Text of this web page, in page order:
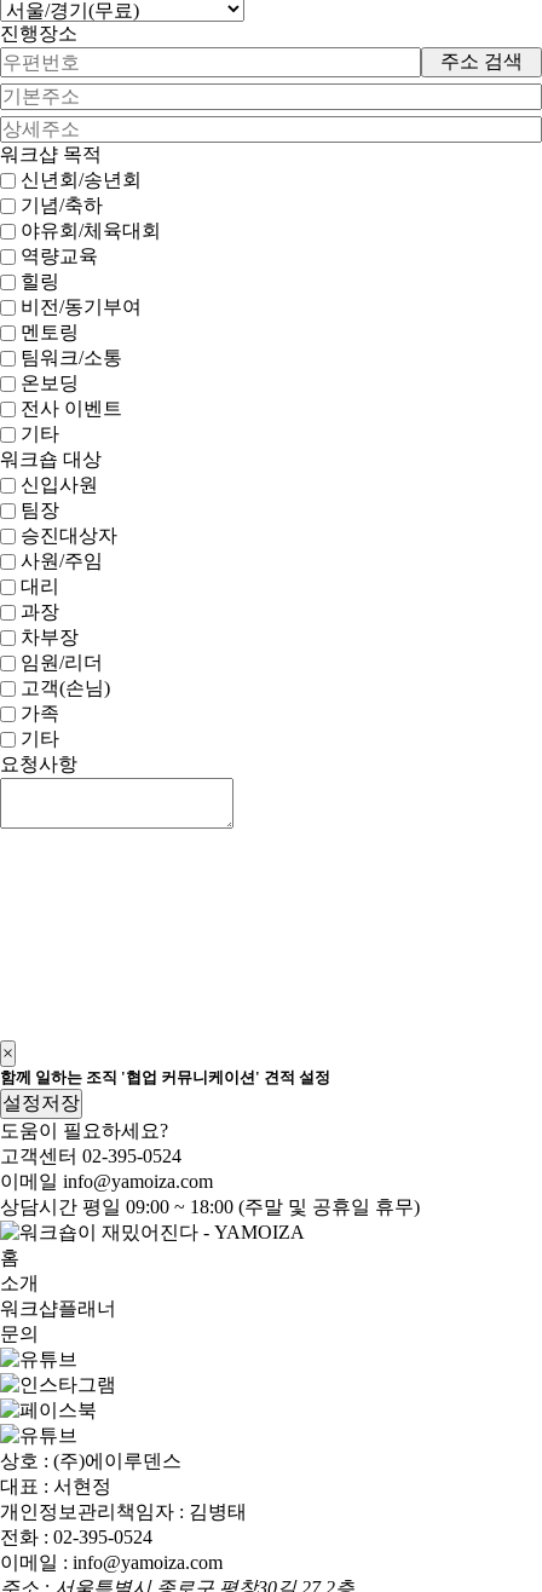
진행장소
주소 검색
워크샵 목적
신년회/송년회
기념/축하
야유회/체육대회
역량교육
힐링
비전/동기부여
멘토링
팀워크/소통
온보딩
전사 이벤트
기타
워크숍 대상
신입사원
팀장
승진대상자
사원/주임
대리
과장
차부장
임원/리더
고객(손님)
가족
기타
요청사항
×
함께 일하는 조직 '협업 커뮤니케이션' 견적 설정
설정저장
도움이 필요하세요?
고객센터 02-395-0524
이메일 info@yamoiza.com
상담시간 평일 09:00 ~ 18:00 (주말 및 공휴일 휴무)
홈
소개
워크샵플래너
문의
상호 : (주)에이루덴스
대표 : 서현정
개인정보관리책임자 : 김병태
전화 : 02-395-0524
이메일 : info@yamoiza.com